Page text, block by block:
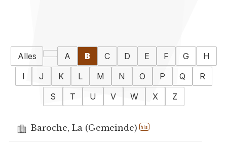
Alles A B C D E F G
H
I
J K L M N O P Q
R
S
T U V W X Z
Baroche, La (Gemeinde) hls